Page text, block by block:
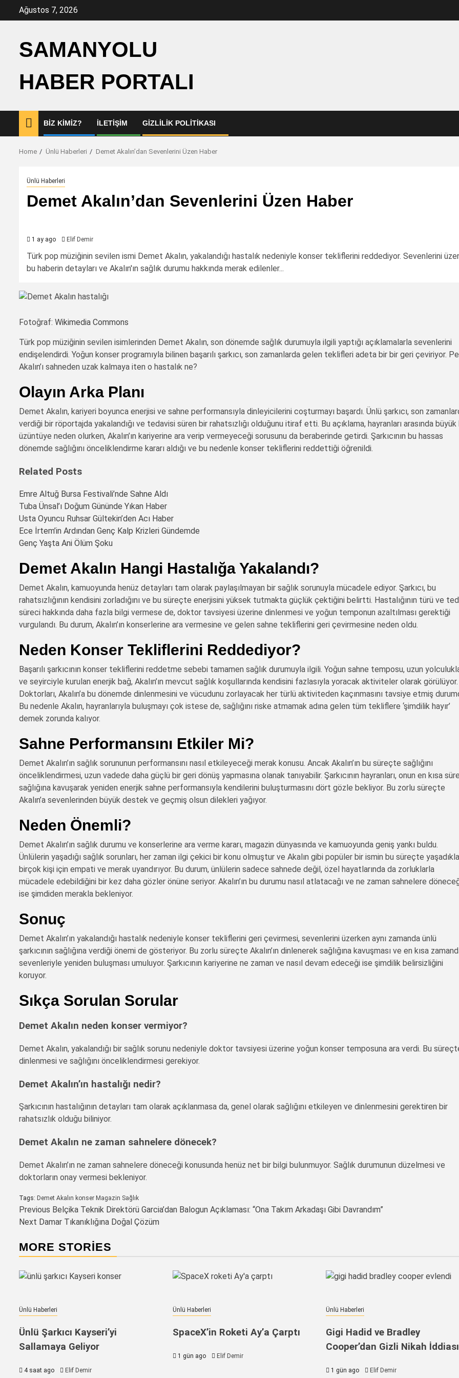
Ağustos 7, 2026
SAMANYOLU
HABER PORTALI
BIZ KIMIZ? İLETIŞIM GIZLILIK POLITIKASI
Home Ünlü Haberleri Demet Akalın’dan Sevenlerini Üzen Haber
Ünlü Haberleri
Demet Akalın’dan Sevenlerini Üzen Haber
1 ay ago Elif Demir
Türk pop müziğinin sevilen ismi Demet Akalın, yakalandığı hastalık nedeniyle konser tekliflerini reddediyor. Sevenlerini
bu haberin detayları ve Akalın'ın sağlık durumu hakkında merak edilenler...
Fotoğraf: Wikimedia Commons
Türk pop müziğinin sevilen isimlerinden Demet Akalın, son dönemde sağlık durumuyla ilgili yaptığı açıklamalarla sevenlerini
endişelendirdi. Yoğun konser programıyla bilinen başarılı şarkıcı, son zamanlarda gelen teklifleri adeta bir bir geri çeviriyor.
Akalın’ı sahneden uzak kalmaya iten o hastalık ne?
Olayın Arka Planı
Demet Akalın, kariyeri boyunca enerjisi ve sahne performansıyla dinleyicilerini coşturmayı başardı. Ünlü şarkıcı, son
verdiği bir röportajda yakalandığı ve tedavisi süren bir rahatsızlığı olduğunu itiraf etti. Bu açıklama, hayranları arasında büyük
üzüntüye neden olurken, Akalın’ın kariyerine ara verip vermeyeceği sorusunu da beraberinde getirdi. Şarkıcının bu hassas
dönemde sağlığını önceliklendirme kararı aldığı ve bu nedenle konser tekliflerini reddettiği öğrenildi.
Related Posts
Emre Altuğ Bursa Festivali’nde Sahne Aldı
Tuba Ünsal’ı Doğum Gününde Yıkan Haber
Usta Oyuncu Ruhsar Gültekin’den Acı Haber
Ece İrtem’in Ardından Genç Kalp Krizleri Gündemde
Genç Yaşta Ani Ölüm Şoku
Demet Akalın Hangi Hastalığa Yakalandı?
Demet Akalın, kamuoyunda henüz detayları tam olarak paylaşılmayan bir sağlık sorunuyla mücadele ediyor. Şarkıcı, bu
rahatsızlığının kendisini zorladığını ve bu süreçte enerjisini yüksek tutmakta güçlük çektiğini belirtti. Hastalığının türü ve
süreci hakkında daha fazla bilgi vermese de, doktor tavsiyesi üzerine dinlenmesi ve yoğun temponun azaltılması gerektiği
vurgulandı. Bu durum, Akalın’ın konserlerine ara vermesine ve gelen sahne tekliflerini geri çevirmesine neden oldu.
Neden Konser Tekliflerini Reddediyor?
Başarılı şarkıcının konser tekliflerini reddetme sebebi tamamen sağlık durumuyla ilgili. Yoğun sahne temposu, uzun
ve seyirciyle kurulan enerjik bağ, Akalın’ın mevcut sağlık koşullarında kendisini fazlasıyla yoracak aktiviteler olarak görülüyor.
Doktorları, Akalın’a bu dönemde dinlenmesini ve vücudunu zorlayacak her türlü aktiviteden kaçınmasını tavsiye etmiş
Bu nedenle Akalın, hayranlarıyla buluşmayı çok istese de, sağlığını riske atmamak adına gelen tüm tekliflere ‘şimdilik hayır’
demek zorunda kalıyor.
Sahne Performansını Etkiler Mi?
Demet Akalın’ın sağlık sorununun performansını nasıl etkileyeceği merak konusu. Ancak Akalın’ın bu süreçte sağlığını
önceliklendirmesi, uzun vadede daha güçlü bir geri dönüş yapmasına olanak tanıyabilir. Şarkıcının hayranları, onun en kısa
sağlığına kavuşarak yeniden enerjik sahne performansıyla kendilerini buluşturmasını dört gözle bekliyor. Bu zorlu süreçte
Akalın’a sevenlerinden büyük destek ve geçmiş olsun dilekleri yağıyor.
Neden Önemli?
Demet Akalın’ın sağlık durumu ve konserlerine ara verme kararı, magazin dünyasında ve kamuoyunda geniş yankı buldu.
Ünlülerin yaşadığı sağlık sorunları, her zaman ilgi çekici bir konu olmuştur ve Akalın gibi popüler bir ismin bu süreçte
birçok kişi için empati ve merak uyandırıyor. Bu durum, ünlülerin sadece sahnede değil, özel hayatlarında da zorluklarla
mücadele edebildiğini bir kez daha gözler önüne seriyor. Akalın’ın bu durumu nasıl atlatacağı ve ne zaman sahnelere
ise şimdiden merakla bekleniyor.
Sonuç
Demet Akalın’ın yakalandığı hastalık nedeniyle konser tekliflerini geri çevirmesi, sevenlerini üzerken aynı zamanda ünlü
şarkıcının sağlığına verdiği önemi de gösteriyor. Bu zorlu süreçte Akalın’ın dinlenerek sağlığına kavuşması ve en kısa
sevenleriyle yeniden buluşması umuluyor. Şarkıcının kariyerine ne zaman ve nasıl devam edeceği ise şimdilik belirsizliğini
koruyor.
Sıkça Sorulan Sorular
Demet Akalın neden konser vermiyor?
Demet Akalın, yakalandığı bir sağlık sorunu nedeniyle doktor tavsiyesi üzerine yoğun konser temposuna ara verdi. Bu
dinlenmesi ve sağlığını önceliklendirmesi gerekiyor.
Demet Akalın’ın hastalığı nedir?
Şarkıcının hastalığının detayları tam olarak açıklanmasa da, genel olarak sağlığını etkileyen ve dinlenmesini gerektiren bir
rahatsızlık olduğu biliniyor.
Demet Akalın ne zaman sahnelere dönecek?
Demet Akalın’ın ne zaman sahnelere döneceği konusunda henüz net bir bilgi bulunmuyor. Sağlık durumunun düzelmesi ve
doktorların onay vermesi bekleniyor.
Tags: Demet Akalın konser Magazin Sağlık
Post
navigation
Previous Belçika Teknik Direktörü Garcia’dan Balogun Açıklaması: “Ona Takım Arkadaşı Gibi Davrandım”
Next Damar Tıkanıklığına Doğal Çözüm
MORE STORIES
Ünlü Haberleri
Ünlü Şarkıcı Kayseri’yi
Sallamaya Geliyor
4 saat ago Elif Demir
Ünlü Haberleri
SpaceX’in Roketi Ay’a Çarptı
1 gün ago Elif Demir
Ünlü Haberleri
Gigi Hadid ve Bradley
Cooper’dan Gizli Nikah İddiası
1 gün ago Elif Demir